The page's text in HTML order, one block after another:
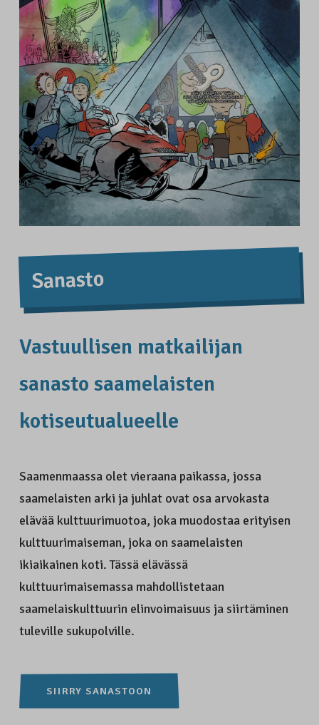
Sanasto
Vastuullisen matkailijan
sanasto saame­laisten
kotiseutu­alueelle
Saamenmaassa olet vieraana paikassa, jossa
saamelaisten arki ja juhlat ovat osa arvokasta
elävää kulttuurimuotoa, joka muodostaa erityisen
kulttuurimaiseman, joka on saamelaisten
ikiaikainen koti. Tässä elävässä
kulttuurimaisemassa mahdollistetaan
saamelaiskulttuurin elinvoimaisuus ja siirtäminen
tuleville sukupolville.
SIIRRY SANASTOON